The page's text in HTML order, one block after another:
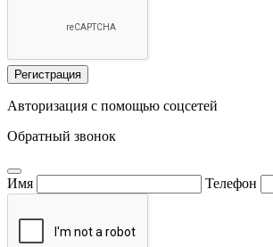
Регистрация
Авторизация с помощью соцсетей
Обратный звонок
Имя Телефон